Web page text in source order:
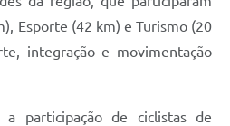
Esporte (42 km) e Turismo (20
integração e movimentação
participação de ciclistas de